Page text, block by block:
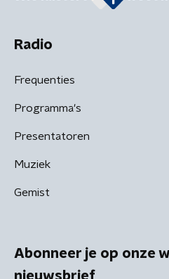
Radio
Frequenties
Programma's
Presentatoren
Muziek
Gemist
Abonneer je op onze
nieuwsbrief